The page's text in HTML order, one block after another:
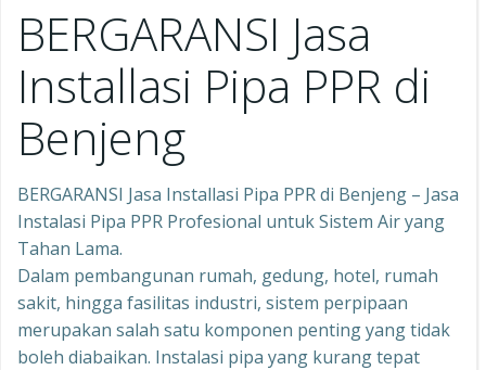
BERGARANSI Jasa
Installasi Pipa PPR di
Benjeng
BERGARANSI Jasa Installasi Pipa PPR di Benjeng – Jasa
Instalasi Pipa PPR Profesional untuk Sistem Air yang
Tahan Lama.
Dalam pembangunan rumah, gedung, hotel, rumah
sakit, hingga fasilitas industri, sistem perpipaan
merupakan salah satu komponen penting yang tidak
boleh diabaikan. Instalasi pipa yang kurang tepat